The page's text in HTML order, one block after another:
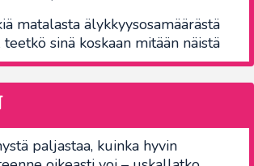
matalasta älykkyysosamäärästä
teetkö sinä koskaan mitään näistä
paljastaa, kuinka hyvin